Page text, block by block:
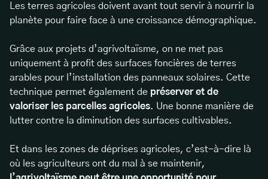
Les terres agricoles doivent avant tout servir à nourrir la
planète pour faire face à une croissance démographique.
Grâce aux projets d’agrivoltaïsme, on ne met pas
uniquement à profit des surfaces foncières de terres
arables pour l’installation des panneaux solaires. Cette
technique permet également de préserver et de
valoriser les parcelles agricoles. Une bonne manière de
lutter contre la diminution des surfaces cultivables.
Et dans les zones de déprises agricoles, c’est-à-dire là
où les agriculteurs ont du mal à se maintenir,